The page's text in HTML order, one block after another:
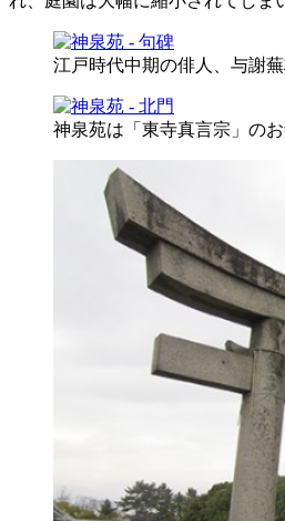
江戸時代中期の俳人、与謝
神泉苑は「東寺真言宗」のお